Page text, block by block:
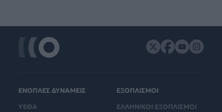
ΕΝΟΠΛΕΣ ΔΥΝΑΜΕΙΣ
ΥΕΘΑ
ΕΞΟΠΛΙΣΜΟΙ
ΕΛΛΗΝΙΚΟΙ ΕΞΟΠΛΙΣΜΟΙ